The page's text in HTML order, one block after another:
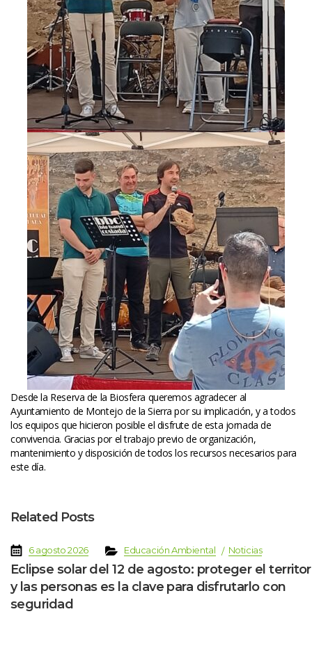
Desde la Reserva de la Biosfera queremos agradecer al
Ayuntamiento de Montejo de la Sierra por su implicación, y a todos
los equipos que hicieron posible el disfrute de esta jornada de
convivencia. Gracias por el trabajo previo de organización,
mantenimiento y disposición de todos los recursos necesarios para
este día.
Related Post
6 agosto 2026 Educación Ambiental Noticia
Eclipse solar del 12 de agosto: proteger el
y las personas es la clave para disfrutarlo con
eguridad